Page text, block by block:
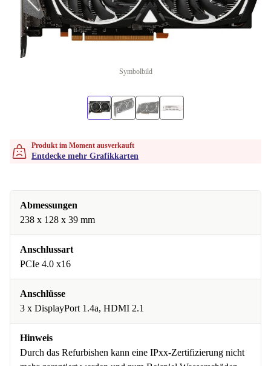
Symbolbild
Produkt im Moment ausverkauft
Entdecke mehr Grafikkarten
Abmessungen
238 x 128 x 39 mm
Anschlussart
PCIe 4.0 x16
Anschlüsse
3 x DisplayPort 1.4a, HDMI 2.1
Hinweis
Durch das Refurbishen kann eine IPxx-Zertifizierung nicht